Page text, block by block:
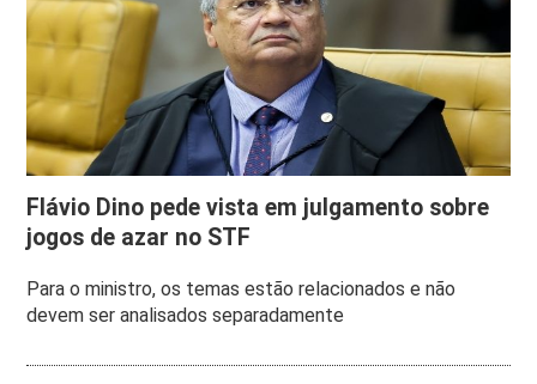
Flávio Dino pede vista em julgamento sobre
jogos de azar no STF
Para o ministro, os temas estão relacionados e não
devem ser analisados separadamente